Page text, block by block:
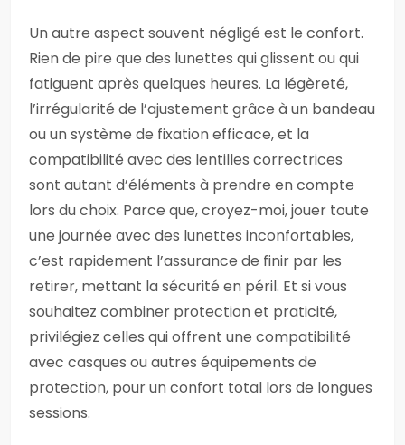
Un autre aspect souvent négligé est le confort.
Rien de pire que des lunettes qui glissent ou qui
fatiguent après quelques heures. La légèreté,
l’irrégularité de l’ajustement grâce à un bandeau
ou un système de fixation efficace, et la
compatibilité avec des lentilles correctrices
sont autant d’éléments à prendre en compte
lors du choix. Parce que, croyez-moi, jouer toute
une journée avec des lunettes inconfortables,
c’est rapidement l’assurance de finir par les
retirer, mettant la sécurité en péril. Et si vous
souhaitez combiner protection et praticité,
privilégiez celles qui offrent une compatibilité
avec casques ou autres équipements de
protection, pour un confort total lors de longues
sessions.